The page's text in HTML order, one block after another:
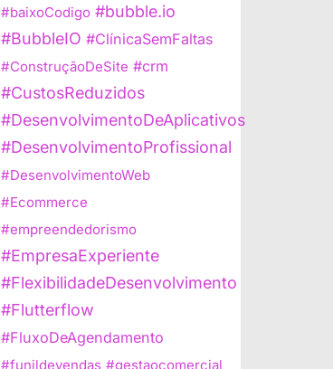
#baixoCodigo #bubble.io
#BubbleIO #ClínicaSemFaltas
#ConstruçãoDeSite #crm
#CustosReduzidos
#DesenvolvimentoDeAplicativos
#DesenvolvimentoProfissional
#DesenvolvimentoWeb
#Ecommerce
#empreendedorismo
#EmpresaExperiente
#FlexibilidadeDesenvolvimento
#Flutterflow
#FluxoDeAgendamento
#funildevendas #gestaocomercial